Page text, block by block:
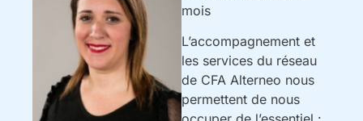
mois
L’accompagnement et
les services du réseau
de CFA Alterneo nous
permettent de nous